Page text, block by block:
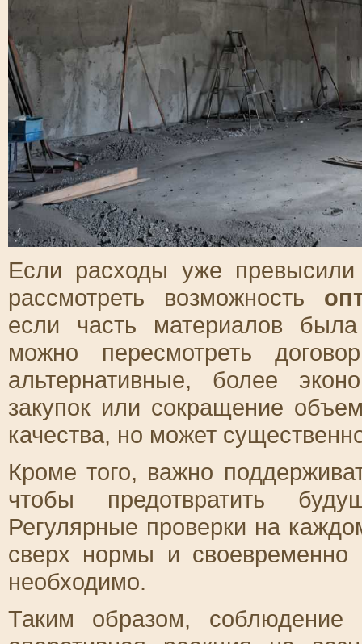
Если расходы уже
рассмотреть возможность
если часть материалов
можно пересмотреть
альтернативные, более
закупок или сокращение
качества, но может
Кроме того, важно
чтобы предотвратить
Регулярные проверки на
сверх нормы и своевременно
необходимо.
Таким образом, соблюдение